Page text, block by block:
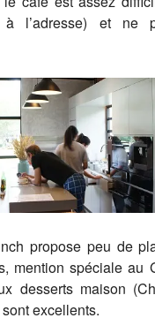
l’adresse) et ne
propose peu de
mention spéciale au
desserts maison
excellents.